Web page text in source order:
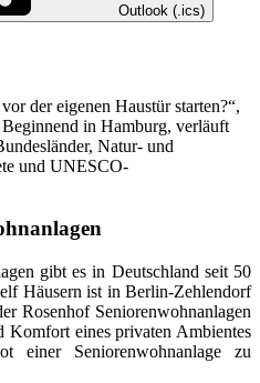
Outlook (.ics)
der eigenen Haustür starten?“,
in Hamburg, verläuft
Natur- und
und UNESCO-
gibt es in Deutschland seit 50
Häusern ist in Berlin-Zehlendorf
Rosenhof Seniorenwohnanlagen
Komfort eines privaten Ambientes
einer Seniorenwohnanlage zu